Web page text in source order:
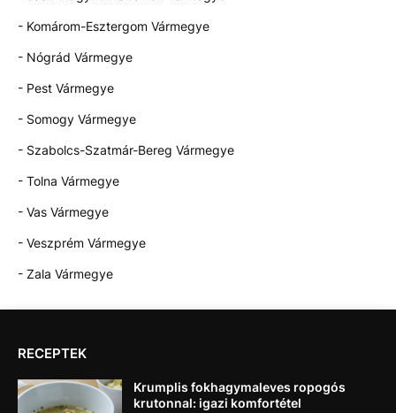
- Komárom-Esztergom Vármegye
- Nógrád Vármegye
- Pest Vármegye
- Somogy Vármegye
- Szabolcs-Szatmár-Bereg Vármegye
- Tolna Vármegye
- Vas Vármegye
- Veszprém Vármegye
- Zala Vármegye
RECEPTEK
Krumplis fokhagymaleves ropogós
krutonnal: igazi komfortétel